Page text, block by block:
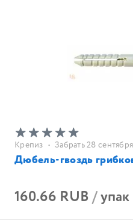
Крепиз • Забрать 28
Дюбель-гвоздь
160.66 RUB/упак